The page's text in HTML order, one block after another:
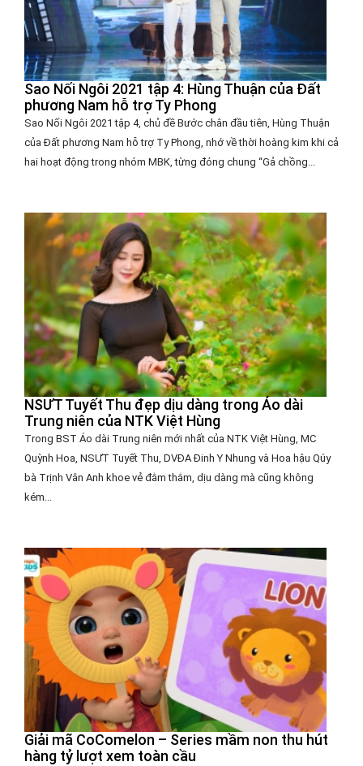
Sao Nối Ngôi 2021 tập 4: Hùng Thuận của Đất
phương Nam hỗ trợ Ty Phong
Sao Nối Ngôi 2021 tập 4, chủ đề Bước chân đầu tiên, Hùng Thuận
của Đất phương Nam hỗ trợ Ty Phong, nhớ về thời hoàng kim khi cả
hai hoạt động trong nhóm MBK, từng đóng chung “Gả chồng...
NSƯT Tuyết Thu đẹp dịu dàng trong Áo dài
Trung niên của NTK Việt Hùng
Trong BST Áo dài Trung niên mới nhất của NTK Việt Hùng, MC
Quỳnh Hoa, NSƯT Tuyết Thu, DVĐA Đinh Y Nhung và Hoa hậu Qúy
bà Trịnh Vân Anh khoe vẻ đằm thắm, dịu dàng mà cũng không
kém...
Giải mã CoComelon – Series mầm non thu hút
hàng tỷ lượt xem toàn cầu